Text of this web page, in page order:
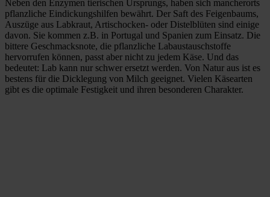
Neben den Enzymen tierischen Ursprungs, haben sich mancherorts
pflanzliche Eindickungshilfen bewährt. Der Saft des Feigenbaums,
Auszüge aus Labkraut, Artischocken- oder Distelblüten sind einige
davon. Sie kommen z.B. in Portugal und Spanien zum Einsatz. Die
bittere Geschmacksnote, die pflanzliche Labaustauschstoffe
hervorrufen können, passt aber nicht zu jedem Käse. Und das
bedeutet: Lab kann nur schwer ersetzt werden. Von Natur aus ist es
bestens für die Dicklegung von Milch geeignet. Vielen Käsearten
gibt es die optimale Festigkeit und ihren besonderen Charakter.